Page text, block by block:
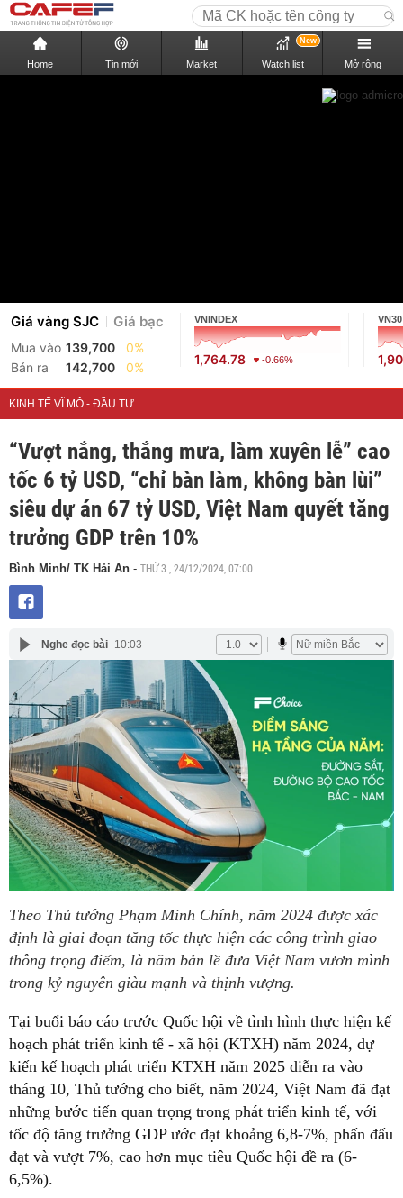
Home Tin mới Market Watch list
New
Mở rộng
Giá vàng SJC Giá bạc
Mua vào 139,700
0%
Bán ra
142,700 0%
VNINDEX
1,764.78 -0.66%
VN30
KINH TẾ VĨ MÔ - ĐẦU TƯ
“Vượt nắng, thắng mưa, làm xuyên lễ” cao
tốc 6 tỷ USD, “chỉ bàn làm, không bàn lùi”
siêu dự án 67 tỷ USD, Việt Nam quyết tăng
trưởng GDP trên 10%
Bình Minh/ TK Hải An - THỨ 3 , 24/12/2024, 07:00
Nghe đọc bài 10:03
Theo Thủ tướng Phạm Minh Chính, năm 2024 được xác
định là giai đoạn tăng tốc thực hiện các công trình giao
thông trọng điểm, là năm bản lề đưa Việt Nam vươn mình
trong kỷ nguyên giàu mạnh và thịnh vượng.
Tại buổi báo cáo trước Quốc hội về tình hình thực hiện kế
hoạch phát triển kinh tế - xã hội (KTXH) năm 2024, dự
kiến kế hoạch phát triển KTXH năm 2025 diễn ra vào
tháng 10, Thủ tướng cho biết, năm 2024, Việt Nam đã đạt
những bước tiến quan trọng trong phát triển kinh tế, với
tốc độ tăng trưởng GDP ước đạt khoảng 6,8-7%, phấn đấu
đạt và vượt 7%, cao hơn mục tiêu Quốc hội đề ra (6-
6,5%).